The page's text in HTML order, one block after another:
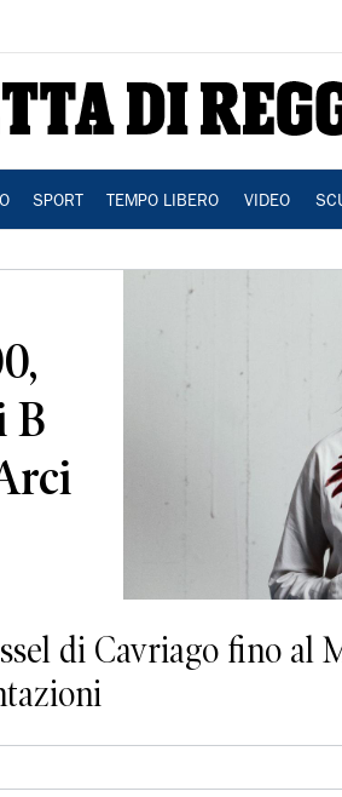
SPORT TEMPO LIBERO VIDEO
B
di Cavriago fino al